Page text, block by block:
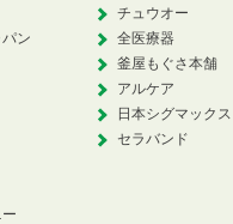
ン
チュウオー
全医療器
釜屋もぐさ本舗
アルケア
日本シグマックス
セラバンド